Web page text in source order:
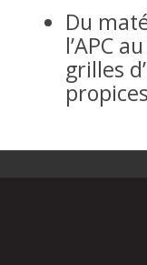
Du
l’APC
grilles